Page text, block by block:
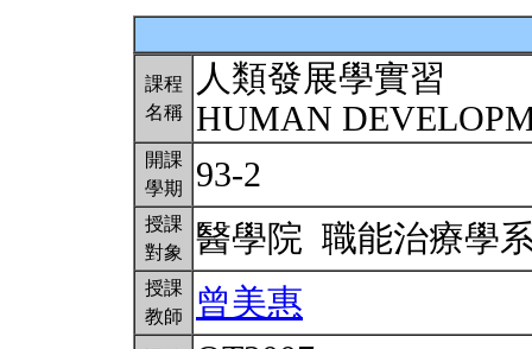
課程
名稱
人類發展學實習
HUMAN
開課
學期
93-2
授課
對象
醫學院 職能治療學
授課
教師
曾美惠